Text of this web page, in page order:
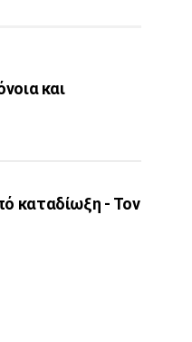
και
καταδίωξη - Τον